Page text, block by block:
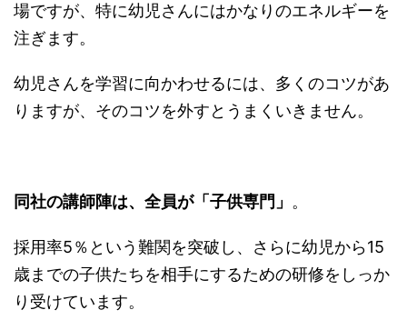
場ですが、特に幼児さんにはかなりのエネルギーを
注ぎます。
幼児さんを学習に向かわせるには、多くのコツがあ
りますが、そのコツを外すとうまくいきません。
同社の講師陣は、全員が「子供専門」 。
採用率5％という難関を突破し、さらに幼児から15
歳までの子供たちを相手にするための研修をしっか
り受けています。